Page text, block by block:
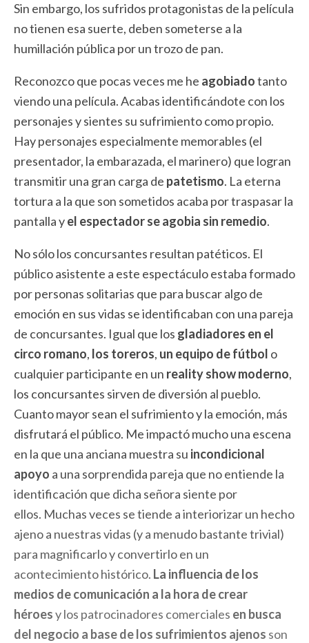
Sin embargo, los sufridos protagonistas de la película
no tienen esa suerte, deben someterse a la
humillación pública por un trozo de pan.
Reconozco que pocas veces me he agobiadotanto
viendo una película. Acabas identificándote con los
personajes y sientes su sufrimiento como propio.
Hay personajes especialmente memorables (el
presentador, la embarazada, el marinero) que logran
transmitir una gran carga de patetismo. La eterna
tortura a la que son sometidos acaba por traspasar la
pantalla yel espectador se agobia sin remedio.
No sólo los concursantes resultan patéticos. El
público asistente a este espectáculo estaba formado
por personas solitarias que para buscar algo de
emoción en sus vidas se identificaban con una pareja
de concursantes. Igual que los gladiadores en el
circo romano, los toreros, un equipo de fútbol o
cualquier participante en un reality show moderno,
los concursantes sirven de diversión al pueblo.
Cuanto mayor sean el sufrimiento y la emoción, más
disfrutará el público. Me impactó mucho una escena
en la que una anciana muestra su incondicional
apoyo a una sorprendida pareja que no entiende la
identificación que dicha señora siente por
ellos. Muchas veces se tiende a interiorizar un hecho
ajeno a nuestras vidas (y a menudo bastante trivial)
para magnificarlo y convertirlo en un
acontecimiento histórico. La influencia de los
medios de comunicación a la hora de crear
héroesy los patrocinadores comerciales en busca
del negocio a base de los sufrimientos ajenos son